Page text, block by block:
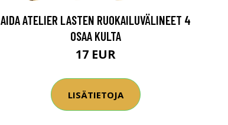
AIDA ATELIER LASTEN RUOKAILUVÄLINEET 4
OSAA KULTA
17 EUR
LISÄTIETOJA